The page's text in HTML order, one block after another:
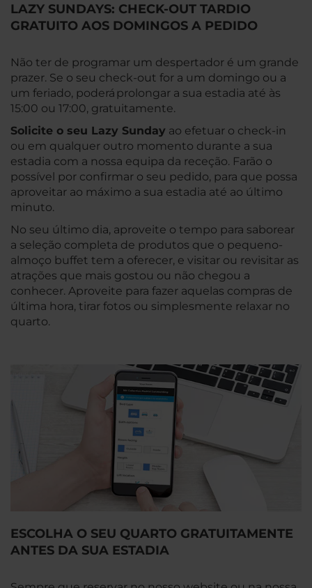
LAZY SUNDAYS: CHECK-OUT TARDIO
GRATUITO AOS DOMINGOS A PEDIDO
Não ter de programar um despertador é um grande
prazer. Se o seu check-out for a um domingo ou a
um feriado, poderá prolongar a sua estadia até às
15:00 ou 17:00, gratuitamente.
Solicite o seu Lazy Sunday ao efetuar o check-in
ou em qualquer outro momento durante a sua
estadia com a nossa equipa da receção. Farão o
possível por confirmar o seu pedido, para que possa
aproveitar ao máximo a sua estadia até ao último
minuto.
No seu último dia, aproveite o tempo para saborear
a seleção completa de produtos que o pequeno-
almoço buffet tem a oferecer, e visitar ou revisitar as
atrações que mais gostou ou não chegou a
conhecer. Aproveite para fazer aquelas compras de
última hora, tirar fotos ou simplesmente relaxar no
quarto.
ESCOLHA O SEU QUARTO GRATUITAMENTE
ANTES DA SUA ESTADIA